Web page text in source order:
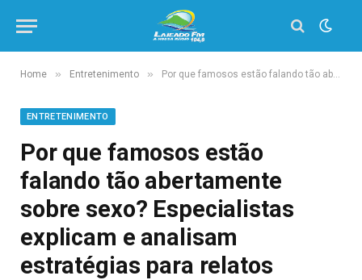
Home » Entretenimento » Por que famosos estão falando tão abertamente sobre sexo? Especialistas explicam e analisam estratégias para relatos
ENTRETENIMENTO
Por que famosos estão
falando tão abertamente
sobre sexo? Especialistas
explicam e analisam
estratégias para relatos